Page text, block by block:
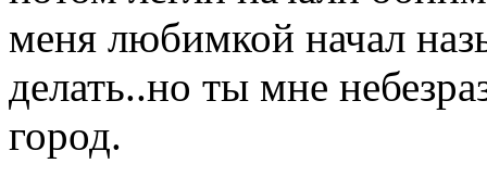
меня любимкой начал
делать..но ты мне
город.